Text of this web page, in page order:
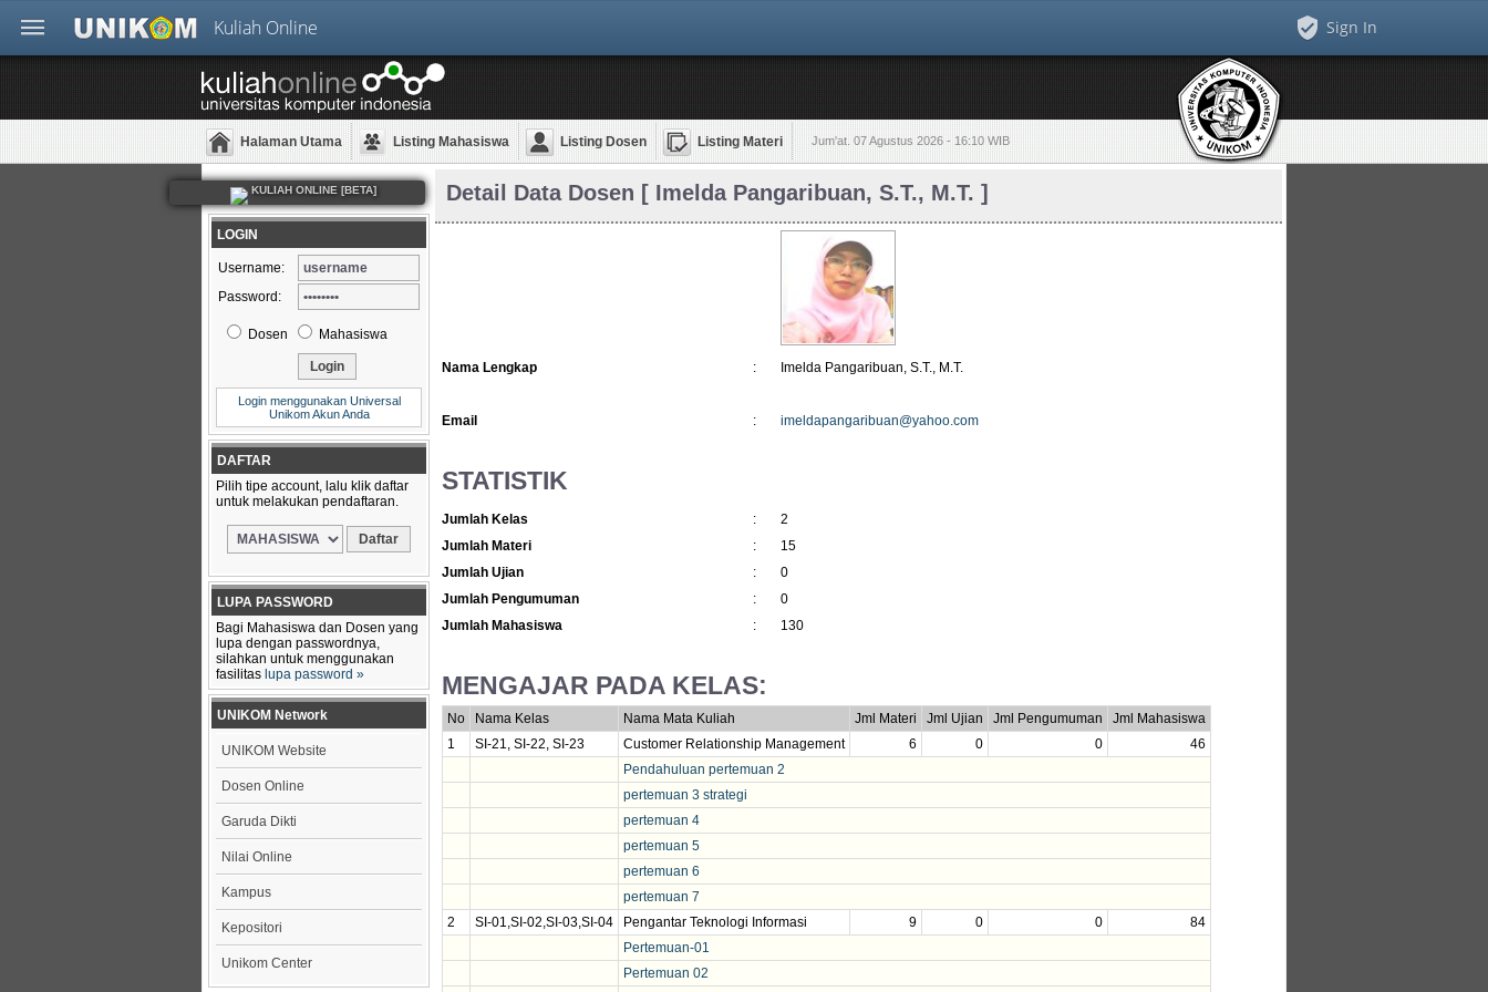
Kuliah Online Sign In
Halaman Utama Listing Mahasiswa Listing Dosen Listing Materi Jum'at. 07 Agustus 2026 - 16:10 WIB
KULIAH ONLINE [BETA]
LOGIN
Username:
Password:
Dosen Mahasiswa
Login menggunakan Universal
Unikom Akun Anda
DAFTAR
Pilih tipe account, lalu klik daftar
untuk melakukan pendaftaran.
LUPA PASSWORD
Bagi Mahasiswa dan Dosen yang
lupa dengan passwordnya,
silahkan untuk menggunakan
fasilitas lupa password »
UNIKOM Network
UNIKOM Website
Dosen Online
Garuda Dikti
Nilai Online
Kampus
Kepositori
Unikom Center
Detail Data Dosen [ Imelda Pangaribuan, S.T., M.T. ]
Nama Lengkap : Imelda Pangaribuan, S.T., M.T.
Email : imeldapangaribuan@yahoo.com
STATISTIK
Jumlah Kelas :
2
Jumlah Materi
:
15
Jumlah Ujian
:
0
Jumlah Pengumuman
:
0
Jumlah Mahasiswa
: 130
MENGAJAR PADA KELAS:
No Nama Kelas Nama Mata Kuliah Jml Materi Jml Ujian Jml Pengumuman
Jml Mahasiswa
1
SI-21, SI-22, SI-23 Customer Relationship Management 6 0 0
46
Pendahuluan pertemuan 2
pertemuan 3 strategi
pertemuan 4
pertemuan 5
pertemuan 6
pertemuan 7
2
SI-01,SI-02,SI-03,SI-04 Pengantar Teknologi Informasi 9 0 0
84
Pertemuan-01
Pertemuan 02